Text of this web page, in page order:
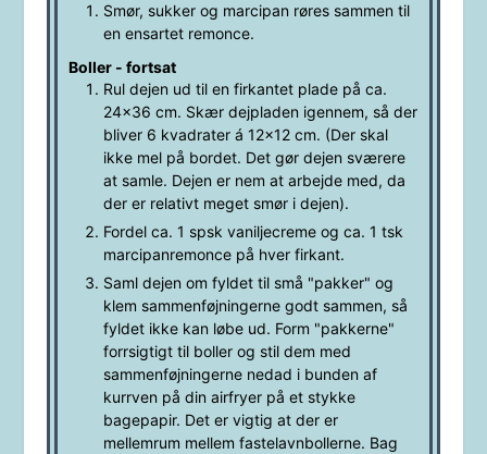
Smør, sukker og marcipan røres sammen til
en ensartet remonce.
Boller - fortsat
Rul dejen ud til en firkantet plade på ca.
24x36 cm. Skær dejpladen igennem, så der
bliver 6 kvadrater á 12x12 cm. (Der skal
ikke mel på bordet. Det gør dejen sværere
at samle. Dejen er nem at arbejde med, da
der er relativt meget smør i dejen).
Fordel ca. 1 spsk vaniljecreme og ca. 1 tsk
marcipanremonce på hver firkant.
Saml dejen om fyldet til små "pakker" og
klem sammenføjningerne godt sammen, så
fyldet ikke kan løbe ud. Form "pakkerne"
forrsigtigt til boller og stil dem med
sammenføjningerne nedad i bunden af
kurrven på din airfryer på et stykke
bagepapir. Det er vigtig at der er
mellemrum mellem fastelavnbollerne. Bag